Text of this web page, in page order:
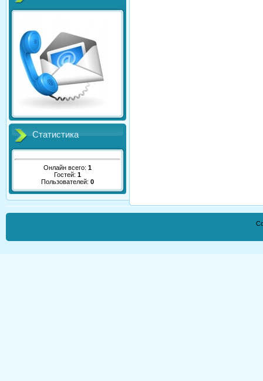
Статистика
Онлайн всего: 1
Гостей: 1
Пользователей: 0